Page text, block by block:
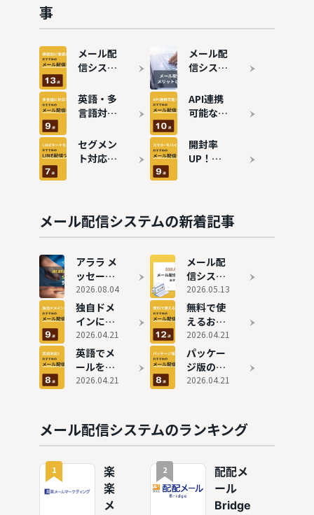
事
メール配
信システ
比較！課
題別おす
メール配
信システ
仕組み・
メリット
説
英語・多
言語対応
配信シス
テムおす
API連携
可能なメ
システム
おすすめ
セグメン
ト対応！
おすすめ
7選
開封率
UP！ス
テムおす
すめ9選
メール配信システムの新着記事
アララ メ
ッセージ
の評判と
実態
2026.08.04
メール配
信システ
ムの費用
相場は？
料金比較
で安いお
すすめ9
選も紹介
2026.05.13
独自ドメ
インに対
応可能な
メール配
信システ
ム9選
2026.04.21
無料で使
えるおす
すめメー
ル配信シ
ステム11
選徹底比
2026.04.21
英語でメ
ールを送
りたい！
信システ
ム8選
2026.04.21
パッケー
ジ版のお
すすめメ
8選
2026.04.21
メール配信システムのランキング
1
楽
楽
メ
2
配配メ
ール
Bridge